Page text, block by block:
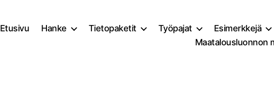
Etusivu Hanke Tietopaketit Työpajat
Esimerkkejä
Maatalousluonnon